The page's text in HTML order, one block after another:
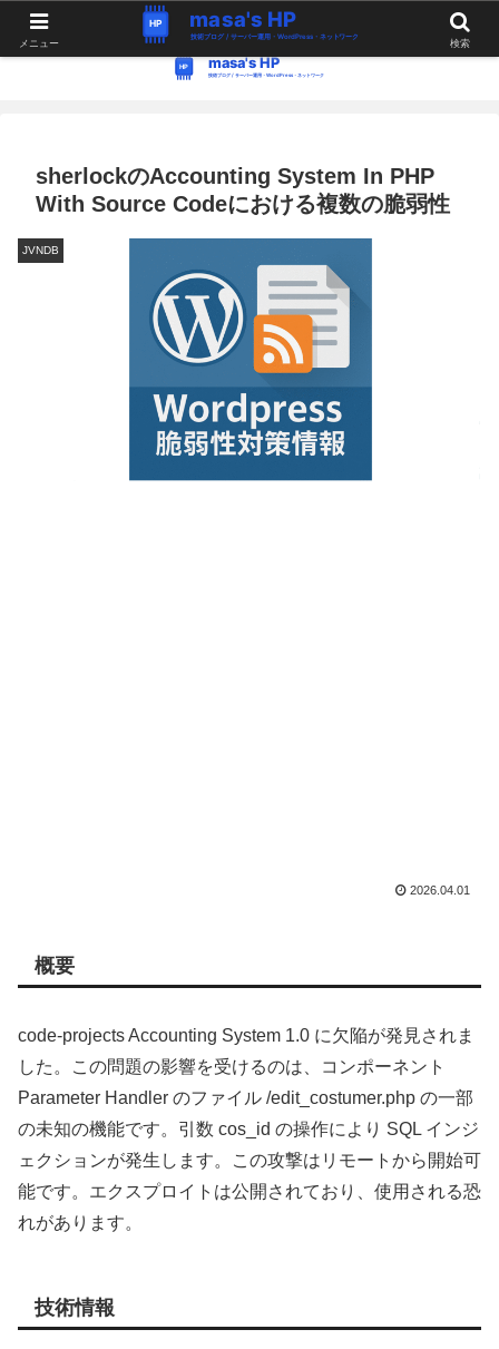
WordPress・Linux関連の情報。つぶやき。
sherlockのAccounting System In PHP
With Source Codeにおける複数の脆弱性
JVNDB
2026.04.01
概要
code-projects Accounting System 1.0 に欠陥が発見されま
した。この問題の影響を受けるのは、コンポーネント
Parameter Handler のファイル /edit_costumer.php の一部
の未知の機能です。引数 cos_id の操作により SQL インジ
ェクションが発生します。この攻撃はリモートから開始可
能です。エクスプロイトは公開されており、使用される恐
れがあります。
技術情報
メニュー 検索